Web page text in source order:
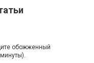
обожженный